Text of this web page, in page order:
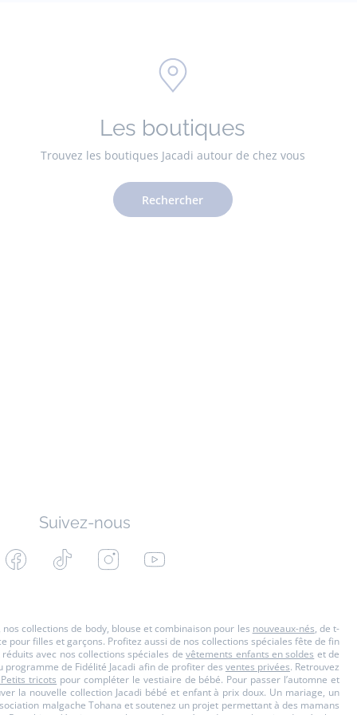
Les boutiques
Trouvez les boutiques Jacadi autour de chez vous
Rechercher
Suivez-nous
Facebook Tiktok InstagramYoutube
collections de body, blouse et combinaison pour les nouveaux-nés, de t-
pour filles et garçons. Profitez aussi de nos collections spéciales fête de fin
avec nos collections spéciales devêtements enfants en soldes et de
de Fidélité Jacadi afin de profiter des ventes privées. Retrouvez
tricots pour compléter le vestiaire de bébé. Pour passer l’automne et
la nouvelle collection Jacadi bébé et enfant à prix doux. Un mariage, un
malgache Tohana et soutenez un projet permettant à des mamans